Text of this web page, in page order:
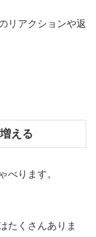
リアクションや返
える
べります。
たくさんありま